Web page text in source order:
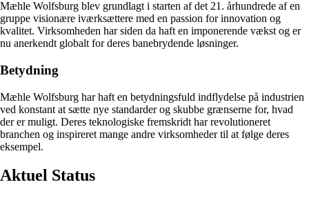
Mæhle Wolfsburg blev grundlagt i starten af det 21. århundrede af en
gruppe visionære iværksættere med en passion for innovation og
kvalitet. Virksomheden har siden da haft en imponerende vækst og er
nu anerkendt globalt for deres banebrydende løsninger.
Betydning
Mæhle Wolfsburg har haft en betydningsfuld indflydelse på industrien
ved konstant at sætte nye standarder og skubbe grænserne for, hvad
der er muligt. Deres teknologiske fremskridt har revolutioneret
branchen og inspireret mange andre virksomheder til at følge deres
eksempel.
Aktuel Status